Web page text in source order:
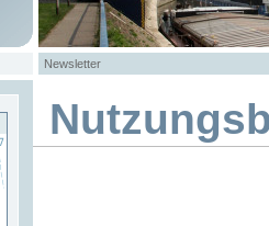
Newsletter